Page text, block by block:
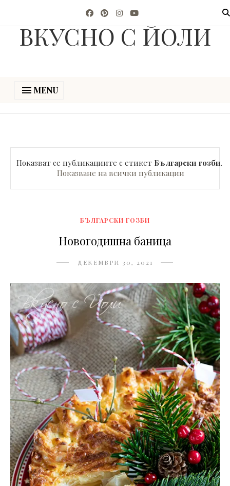
ВКУСНО С ЙОЛИ
MENU
Показват се публикациите с етикет Български гозби.
Показване на всички публикации
БЪЛГАРСКИ ГОЗБИ
Новогодишна баница
ДЕКЕМВРИ 30, 2021